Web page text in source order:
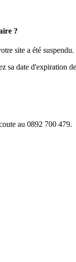
?
site a été suspendu.
sa date d'expiration
au 0892 700 479.